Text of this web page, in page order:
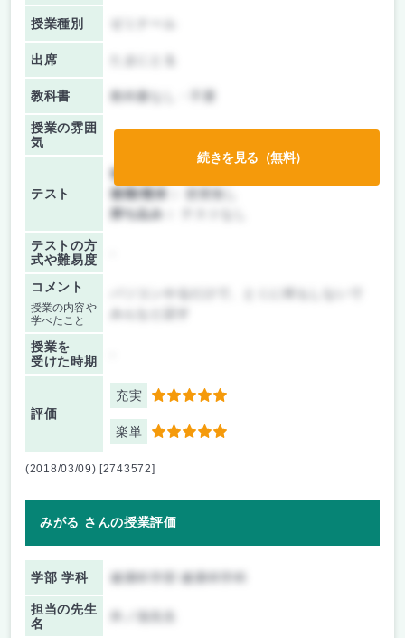
授業種別
出席
教科書 教科書なし・不要
授業の雰囲
気
テスト
前期/中間：
後期/期末：
授業無し
持ち込み：
テストの方
式や難易度
コメント
授業の内容や
学べたこと
授業を
受けた時期
評価
充実 5
楽単 5
続きを見る（無料）
(2018/03/09) [2743572]
みがる さんの授業評価
学部 学科 健康科学部 健康科学科
担当の先生
名